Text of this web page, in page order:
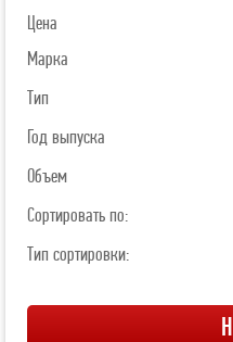
Цена
Марка
Тип
Год выпуска
Объем
Сортировать по:
Тип сортировки: